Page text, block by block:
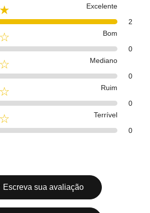
Excelente
2
Bom
0
Mediano
0
Ruim
0
Terrível
0
Escreva sua avaliação